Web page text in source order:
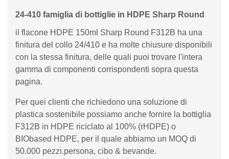
24-410 famiglia di bottiglie in HDPE Sharp Round
il flacone HDPE 150ml Sharp Round F312B ha una
finitura del collo 24/410 e ha molte chiusure disponibili
con la stessa finitura, delle quali puoi trovare l'intera
gamma di componenti corrispondenti sopra questa
pagina.
Per quei clienti che richiedono una soluzione di
plastica sostenibile possiamo anche fornire la bottiglia
F312B in HDPE riciclato al 100% (rHDPE) o
BIObased HDPE, per il quale abbiamo un MOQ di
50.000 pezzi.persona, cibo & bevande.